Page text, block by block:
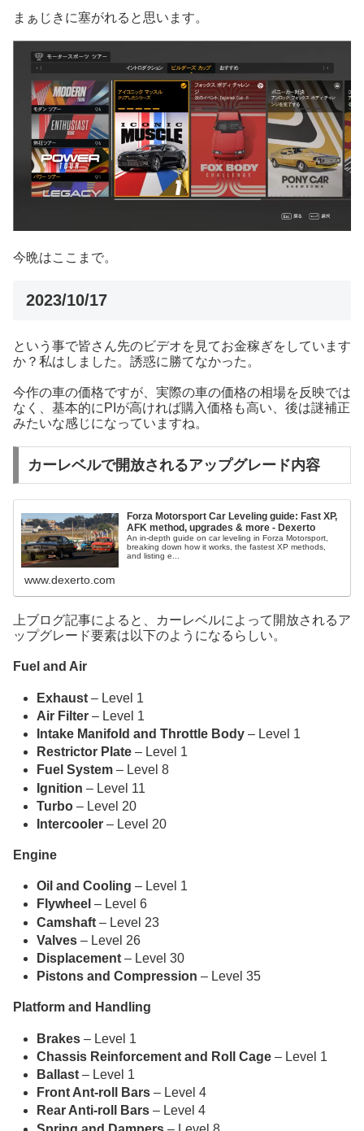
まぁじきに塞がれると思います。
今晩はここまで。
2023/10/17
という事で皆さん先のビデオを見てお金稼ぎをしています
か？私はしました。誘惑に勝てなかった。
今作の車の価格ですが、実際の車の価格の相場を反映では
なく、基本的にPIが高ければ購入価格も高い、後は謎補正
みたいな感じになっていますね。
カーレベルで開放されるアップグレード内容
Forza Motorsport Car Leveling guide: Fast XP,
AFK method, upgrades & more - Dexerto
An in-depth guide on car leveling in Forza Motorsport,
breaking down how it works, the fastest XP methods,
and listing e...
www.dexerto.com
上ブログ記事によると、カーレベルによって開放されるア
ップグレード要素は以下のようになるらしい。
Fuel and Air
Exhaust– Level 1
Air Filter – Level 1
Intake Manifold and Throttle Body– Level 1
Restrictor Plate– Level 1
Fuel System – Level 8
Ignition – Level 11
Turbo– Level 20
Intercooler – Level 20
Engine
Oil and Cooling– Level 1
Flywheel – Level 6
Camshaft – Level 23
Valves– Level 26
Displacement– Level 30
Pistons and Compression – Level 35
Platform and Handling
Brakes– Level 1
Chassis Reinforcement and Roll Cage – Level 1
Ballast– Level 1
Front Ant-roll Bars – Level 4
Rear Anti-roll Bars – Level 4